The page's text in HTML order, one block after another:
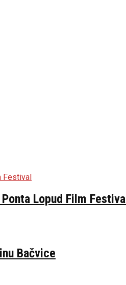
Lopud Film Festival
Bačvice